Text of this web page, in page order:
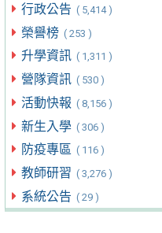
行政公告 ( 5,414 )
榮譽榜 ( 253 )
升學資訊 ( 1,311 )
營隊資訊 ( 530 )
活動快報 ( 8,156 )
新生入學 ( 306 )
防疫專區 ( 116 )
教師研習 ( 3,276 )
系統公告 ( 29 )